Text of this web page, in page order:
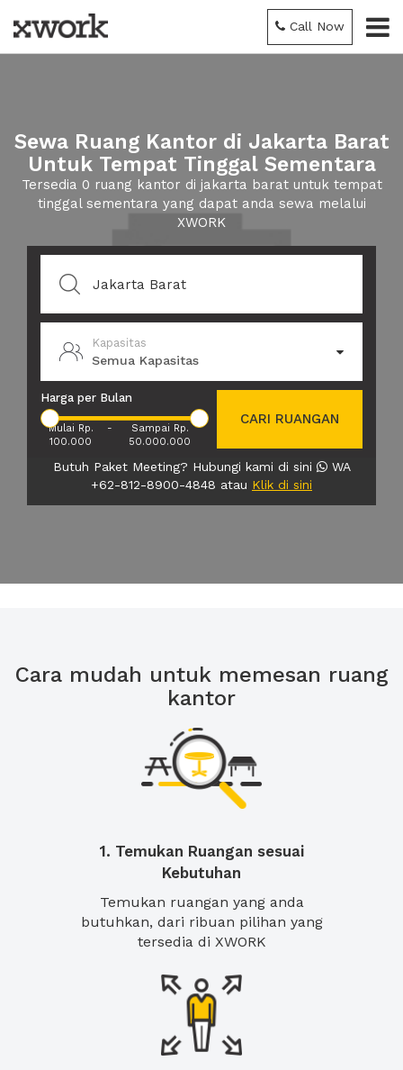
Call Now
Sewa Ruang Kantor di Jakarta Barat
Untuk Tempat Tinggal Sementara
Tersedia 0 ruang kantor di jakarta barat untuk tempat
tinggal sementara yang dapat anda sewa melalui
XWORK
Kapasitas
Semua Kapasitas
Harga per Bulan
Mulai Rp.
100.000
-
Sampai Rp.
50.000.000
CARI RUANGAN
Butuh Paket Meeting? Hubungi kami di sini
WA
+62-812-8900-4848 atau Klik di sini
Cara mudah untuk memesan ruang
kantor
1. Temukan Ruangan sesuai
Kebutuhan
Temukan ruangan yang anda
butuhkan, dari ribuan pilihan yang
tersedia di XWORK